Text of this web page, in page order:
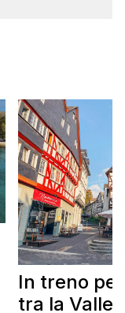
In treno
tra la Valle